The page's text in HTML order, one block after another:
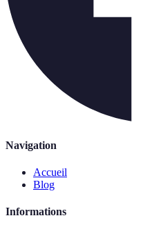
Navigation
Accueil
Blog
Informations